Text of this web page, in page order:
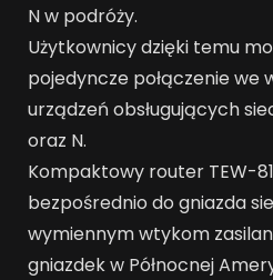
N w podróży.
Użytkownicy dzięki temu
pojedyncze połączenie we
urządzeń obsługujących
oraz N.
Kompaktowy router TEW-
bezpośrednio do gniazda
wymiennym wtykom
gniazdek w Północnej